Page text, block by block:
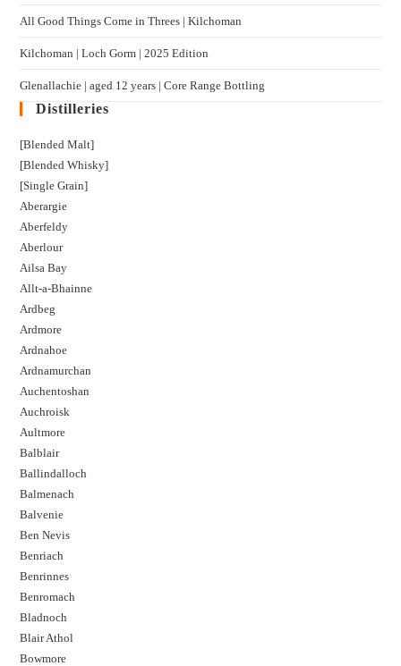
All Good Things Come in Threes | Kilchoman
Kilchoman | Loch Gorm​ | 2025 Edition
Glenallachie | aged 12 years | Core Range Bottling
Distilleries
[Blended Malt]
[Blended Whisky]
[Single Grain]
Aberargie
Aberfeldy
Aberlour
Ailsa Bay
Allt-a-Bhainne
Ardbeg
Ardmore
Ardnahoe
Ardnamurchan
Auchentoshan
Auchroisk
Aultmore
Balblair
Ballindalloch
Balmenach
Balvenie
Ben Nevis
Benriach
Benrinnes
Benromach
Bladnoch
Blair Athol
Bowmore